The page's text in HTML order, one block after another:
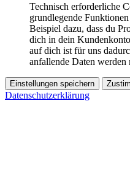
Technisch erforderliche
grundlegende
Beispiel dazu, dass du
dich in dein
auf dich ist für uns
anfallende Daten werden
Einstellungen speichern
Datenschutzerklärung